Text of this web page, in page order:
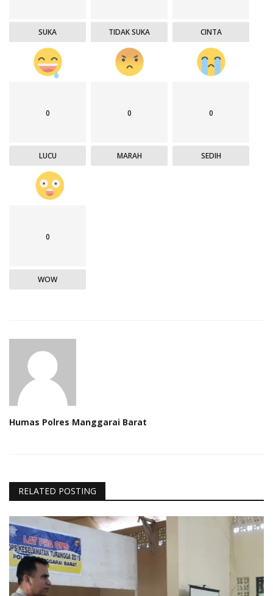
SUKA TIDAK SUKA CINTA
0
LUCU
0
MARAH
0
SEDIH
0
WOW
Humas Polres Manggarai Barat
RELATED POSTING